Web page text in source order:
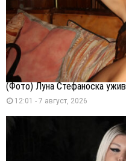
(Фото) Луна Стефаноска
12:01 - 7 август, 2026